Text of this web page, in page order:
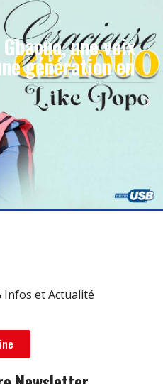
une voix
génération en
Infos et Actualité